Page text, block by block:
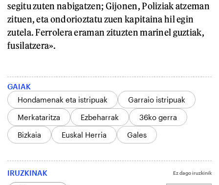
segitu zuten nabigatzen; Gijonen, Poliziak atzeman
zituen, eta ondorioztatu zuen kapitaina hil egin
zutela. Ferrolera eraman zituzten marinel guztiak,
fusilatzera».
GAIAK
Hondamenak eta istripuak
Garraio istripuak
Merkataritza
Ezbeharrak
36ko gerra
Bizkaia
Euskal Herria Gales
IRUZKINAK Ez dago iruzkinik